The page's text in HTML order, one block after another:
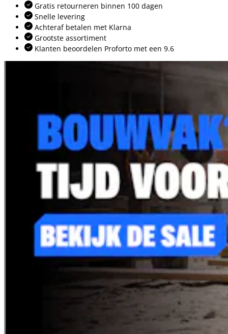
Gratis retourneren binnen 100 dagen
Snelle levering
Achteraf betalen met Klarna
Grootste assortiment
Klanten beoordelen Proforto met een 9.6